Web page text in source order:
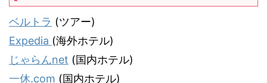
ベルトラ (ツアー)
Expedia (海外ホテル)
じゃらんnet (国内ホテル)
一休.com (国内ホテル)